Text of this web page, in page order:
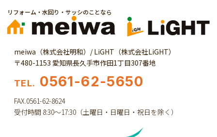
リフォーム・水回り・サッシのことなら
meiwa（株式会社明和）/ LiGHT（株式会社LiGHT）
〒480-1153 愛知県長久手市作田1丁目307番地
TEL. 0561-62-5650
FAX.0561-62-8624
受付時間 8:30～17:30（土曜日・日曜日・祝日を除く）